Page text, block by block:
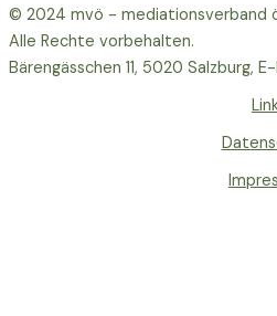
© 2024 mvö - mediationsverband
Alle Rechte vorbehalten.
Bärengässchen 11, 5020 Salzburg,